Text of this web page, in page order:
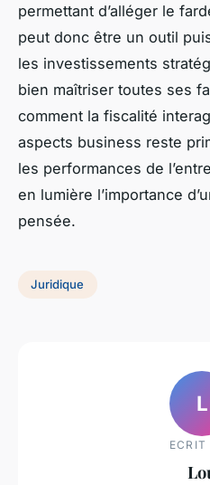
permettant d’alléger le
peut donc être un outil
les investissements
bien maîtriser toutes ses
comment la fiscalité
aspects business reste
les performances de
en lumière l’importance
pensée.
Juridique
L
ECRIT